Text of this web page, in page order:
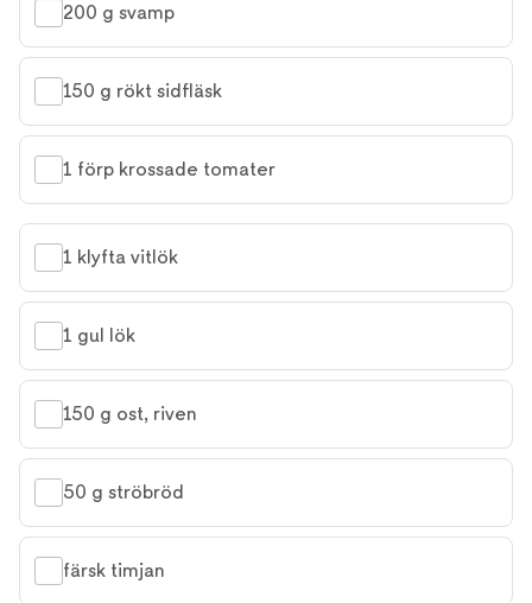
200 g svamp
150 g rökt sidfläsk
1 förp krossade tomater
1 klyfta vitlök
1 gul lök
150 g ost, riven
50 g ströbröd
färsk timjan